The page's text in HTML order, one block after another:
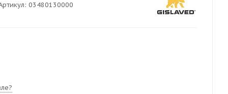
03480130000